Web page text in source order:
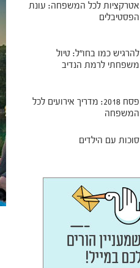
אטרקציות לכל המשפחה: עונת
הפסטיבלים
להרגיש כמו בחו"ל: טיול
משפחתי לרמת הנדיב
פסח 2018: מדריך אירועים לכל
המשפחה
סוכות עם הילדים